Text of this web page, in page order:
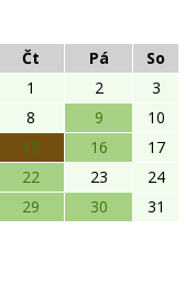
Čt Pá
So
1
2
3
8 9
10
15 16
17
22 23
24
29 30 31